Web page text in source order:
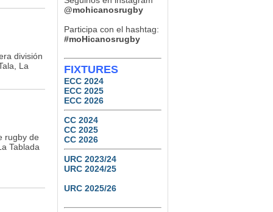
división
La
rugby de
Tablada
Natación y Gimnasia
@mohicanosrugby
Participa con el hashtag:
#moHicanosrugby
FIXTURES
ECC 2024
ECC 2025
ECC 2026
CC 2024
CC 2025
CC 2026
URC 2023/24
URC 2024/25
URC 2025/26